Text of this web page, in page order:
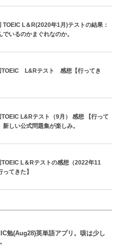
TOEIC L＆R(2020年1月)テストの結果：
でいるのかまぐれなのか。
TOEIC L&Rテスト 感想【行ってき
L&Rテスト（9月） 感想 【行って
しい公式問題集が楽しみ。
L＆Rテストの感想（2022年11
ってきた】
勉(Aug28)英単語アプリ。咳は少し